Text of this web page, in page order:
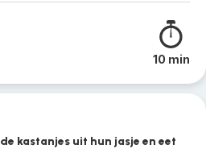
10 min
kastanjes uit hun jasje en eet